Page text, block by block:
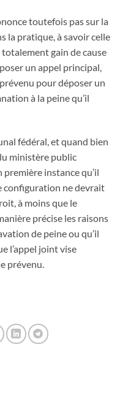
toutefois pas sur la
la pratique, à savoir celle
gain de cause
un appel principal,
pour déposer un
à la peine qu’il
fédéral, et quand bien
ministère public
instance qu’il
configuration ne devrait
à moins que le
précise les raisons
de peine ou qu’il
l’appel joint vise
prévenu.